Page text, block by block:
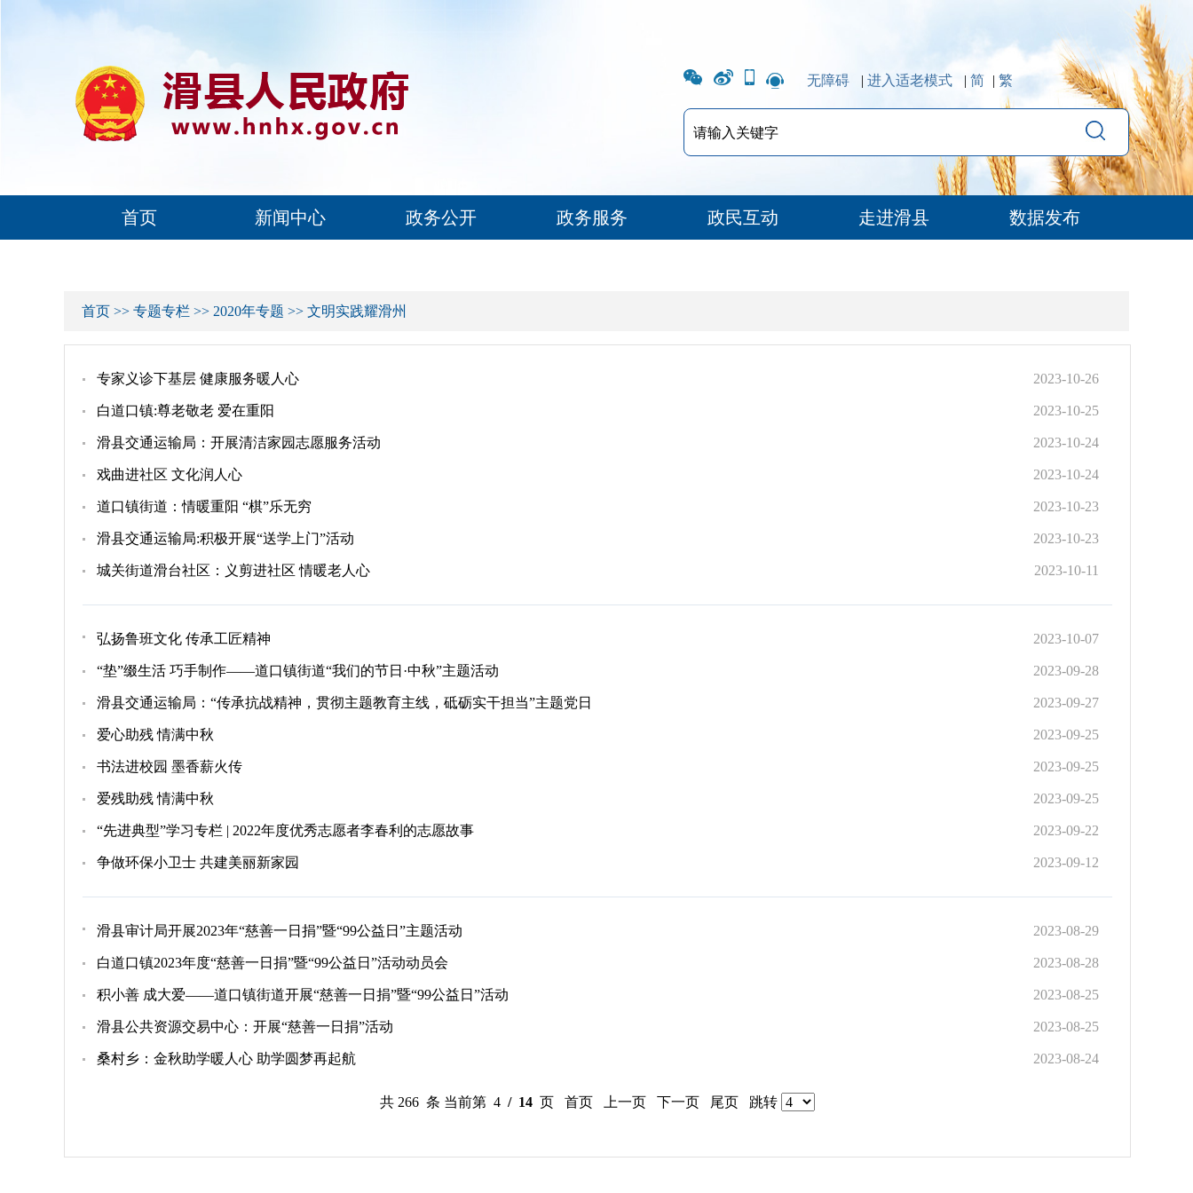
无障碍 | 进入适老模式 | 简 | 繁
首页 新闻中心 政务公开 政务服务 政民互动 走进滑县 数据发布
首页 >> 专题专栏 >> 2020年专题 >> 文明实践耀滑州
2023-10-26
专家义诊下基层 健康服务暖人心
2023-10-25
白道口镇:尊老敬老 爱在重阳
2023-10-24
滑县交通运输局：开展清洁家园志愿服务活动
2023-10-24
戏曲进社区 文化润人心
2023-10-23
道口镇街道：情暖重阳 “棋”乐无穷
2023-10-23
滑县交通运输局:积极开展“送学上门”活动
2023-10-11
城关街道滑台社区：义剪进社区 情暖老人心
2023-10-07
弘扬鲁班文化 传承工匠精神
2023-09-28
“垫”缀生活 巧手制作——道口镇街道“我们的节日·中秋”主题活动
2023-09-27
滑县交通运输局：“传承抗战精神，贯彻主题教育主线，砥砺实干担当”主题党日
2023-09-25
爱心助残 情满中秋
2023-09-25
书法进校园 墨香薪火传
2023-09-25
爱残助残 情满中秋
2023-09-22
“先进典型”学习专栏 | 2022年度优秀志愿者李春利的志愿故事
2023-09-12
争做环保小卫士 共建美丽新家园
2023-08-29
滑县审计局开展2023年“慈善一日捐”暨“99公益日”主题活动
2023-08-28
​白道口镇2023年度“慈善一日捐”暨“99公益日”活动动员会
2023-08-25
积小善 成大爱——道口镇街道开展“慈善一日捐”暨“99公益日”活动
2023-08-25
滑县公共资源交易中心：开展“慈善一日捐”活动
2023-08-24
桑村乡：金秋助学暖人心 助学圆梦再起航
共 266 条 当前第 4 / 14 页 首页 上一页 下一页 尾页 跳转